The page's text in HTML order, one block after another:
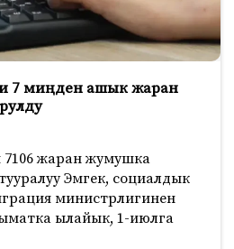
7 миңден ашык жаран
жаран жумушка
Эмгек, социалдык
министрлигинен
ылайык, 1-июлга